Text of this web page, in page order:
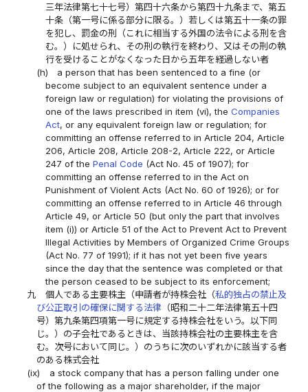
三年法律第七十七号）第四十六条から第四十九条まで、第五
十条（第一号に係る部分に限る。）若しくは第五十一条の罪
を犯し、罰金の刑（これに相当する外国の法令による刑を含
む。）に処せられ、その刑の執行を終わり、又はその刑の執
行を受けることがなくなった日から五年を経過しない者
(h)
a person that has been sentenced to a fine (or
become subject to an equivalent sentence under a
foreign law or regulation) for violating the provisions of
one of the laws prescribed in item (vi), the Companies
Act, or any equivalent foreign law or regulation; for
committing an offense referred to in Article 204, Article
206, Article 208, Article 208-2, Article 222, or Article
247 of the Penal Code (Act No. 45 of 1907); for
committing an offense referred to in the Act on
Punishment of Violent Acts (Act No. 60 of 1926); or for
committing an offense referred to in Article 46 through
Article 49, or Article 50 (but only the part that involves
item (i)) or Article 51 of the Act to Prevent Act to Prevent
Illegal Activities by Members of Organized Crime Groups
(Act No. 77 of 1991); if it has not yet been five years
since the day that the sentence was completed or that
the person ceased to be subject to its enforcement;
九
個人である主要株主（申請者が持株会社（私的独占の禁止及
び公正取引の確保に関する法律 （昭和二十二年法律第五十四
号）第九条第四項第一号に規定する持株会社をいう。以下同
じ。）の子会社であるときは、当該持株会社の主要株主を含
む。次号において同じ。）のうちに次のいずれかに該当する者
のある株式会社
(ix)
a stock company that has a person falling under one
of the following as a major shareholder, if the major